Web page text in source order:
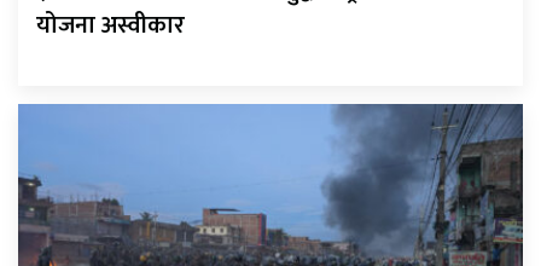
योजना अस्वीकार